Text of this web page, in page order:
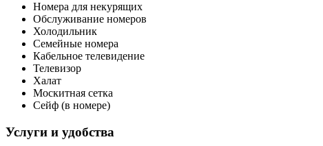
Номера для некурящих
Обслуживание номеров
Холодильник
Семейные номера
Кабельное телевидение
Телевизор
Халат
Москитная сетка
Сейф (в номере)
Услуги и удобства